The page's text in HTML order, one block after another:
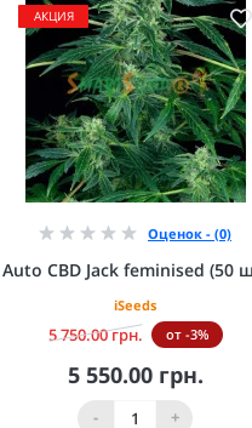
АКЦИЯ
Оценок - (0)
Auto CBD Jack feminised (50
iSeeds
5 750.00 грн. от -3%
5 550.00 грн.
- +